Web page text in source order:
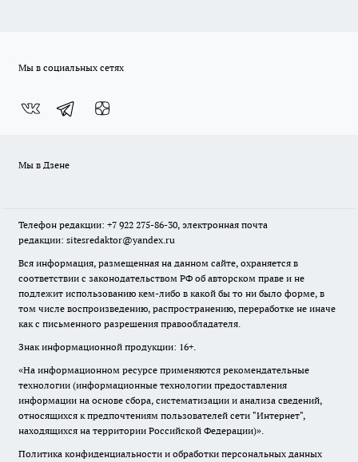
Мы в социальных сетях
Мы в Дзене
Телефон редакции: +7 922 275-86-30, электронная почта
редакции: sitesredaktor@yandex.ru
Вся информация, размещенная на данном сайте, охраняется в
соответствии с законодательством РФ об авторском праве и не
подлежит использованию кем-либо в какой бы то ни было форме, в
том числе воспроизведению, распространению, переработке не иначе
как с письменного разрешения правообладателя.
Знак информационной продукции: 16+.
«На информационном ресурсе применяются рекомендательные
технологии (информационные технологии предоставления
информации на основе сбора, систематизации и анализа сведений,
относящихся к предпочтениям пользователей сети "Интернет",
находящихся на территории Российской Федерации)».
Политика конфиденциальности и обработки персональных данных